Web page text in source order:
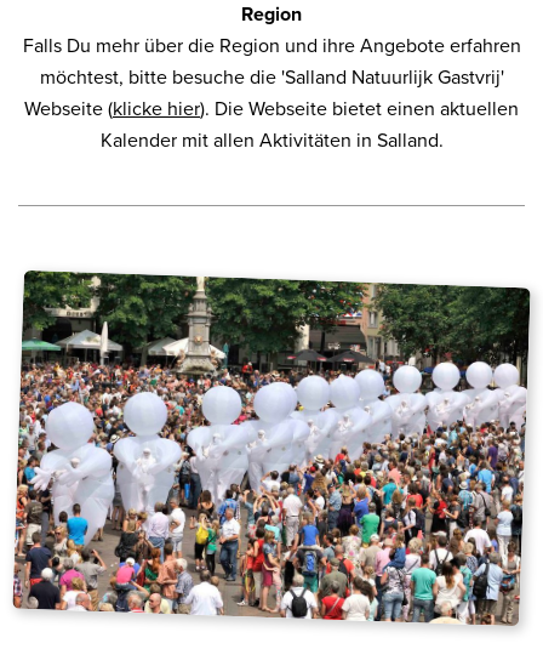
Region
Falls Du mehr über die Region und ihre Angebote erfahren
möchtest, bitte besuche die 'Salland Natuurlijk Gastvrij'
Webseite (klicke hier). Die Webseite bietet einen aktuellen
Kalender mit allen Aktivitäten in Salland.